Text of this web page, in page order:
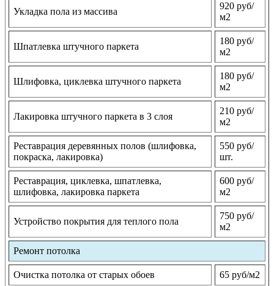
Укладка пола из массива
920 руб/
м2
Шпатлевка штучного паркета
180 руб/
м2
Шлифовка, циклевка штучного паркета
180 руб/
м2
Лакировка штучного паркета в 3 слоя
210 руб/
м2
Реставрация деревянных полов (шлифовка,
покраска, лакировка)
550 руб/
шт.
Реставрация, циклевка, шпатлевка,
шлифовка, лакировка паркета
600 руб/
м2
Устройство покрытия для теплого пола
750 руб/
м2
Ремонт потолка
Очистка потолка от старых обоев 65 руб/м2